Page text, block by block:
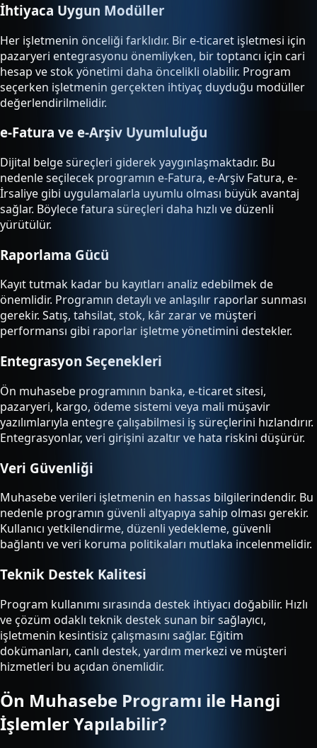
İhtiyaca Uygun Modüller
Her işletmenin önceliği farklıdır. Bir e-ticaret işletmesi için
pazaryeri entegrasyonu önemliyken, bir toptancı için cari
hesap ve stok yönetimi daha öncelikli olabilir. Program
seçerken işletmenin gerçekten ihtiyaç duyduğu modüller
değerlendirilmelidir.
e-Fatura ve e-Arşiv Uyumluluğu
Dijital belge süreçleri giderek yaygınlaşmaktadır. Bu
nedenle seçilecek programın e-Fatura, e-Arşiv Fatura, e-
İrsaliye gibi uygulamalarla uyumlu olması büyük avantaj
sağlar. Böylece fatura süreçleri daha hızlı ve düzenli
yürütülür.
Raporlama Gücü
Kayıt tutmak kadar bu kayıtları analiz edebilmek de
önemlidir. Programın detaylı ve anlaşılır raporlar sunması
gerekir. Satış, tahsilat, stok, kâr zarar ve müşteri
performansı gibi raporlar işletme yönetimini destekler.
Entegrasyon Seçenekleri
Ön muhasebe programının banka, e-ticaret sitesi,
pazaryeri, kargo, ödeme sistemi veya mali müşavir
yazılımlarıyla entegre çalışabilmesi iş süreçlerini hızlandırır.
Entegrasyonlar, veri girişini azaltır ve hata riskini düşürür.
Veri Güvenliği
Muhasebe verileri işletmenin en hassas bilgilerindendir. Bu
nedenle programın güvenli altyapıya sahip olması gerekir.
Kullanıcı yetkilendirme, düzenli yedekleme, güvenli
bağlantı ve veri koruma politikaları mutlaka incelenmelidir.
Teknik Destek Kalitesi
Program kullanımı sırasında destek ihtiyacı doğabilir. Hızlı
ve çözüm odaklı teknik destek sunan bir sağlayıcı,
işletmenin kesintisiz çalışmasını sağlar. Eğitim
dokümanları, canlı destek, yardım merkezi ve müşteri
hizmetleri bu açıdan önemlidir.
Ön Muhasebe Programı ile Hangi
İşlemler Yapılabilir?